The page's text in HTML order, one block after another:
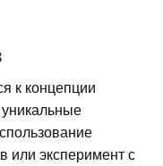
к концепции
или эксперимент с